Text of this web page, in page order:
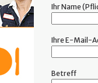
Ihr Name
Ihre E-Mail-
Betreff